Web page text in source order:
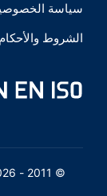
سياسة
الشروط والأحكام